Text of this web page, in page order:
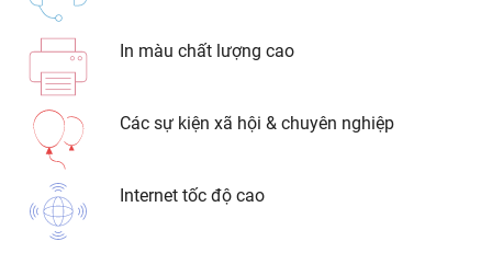
In màu chất lượng cao
Các sự kiện xã hội & chuyên nghiệp
Internet tốc độ cao